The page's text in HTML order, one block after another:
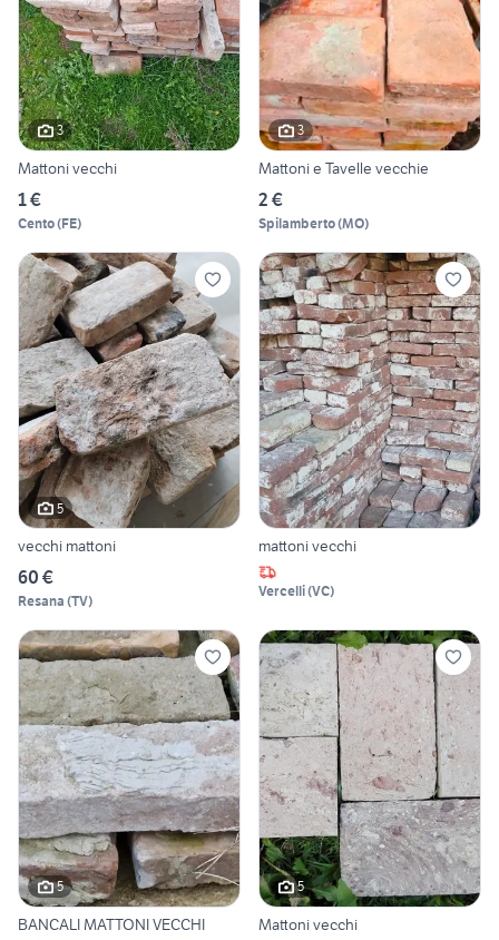
3
Mattoni vecchi
1 €
Cento(FE)
3
Mattoni e Tavelle vecchie
2 €
Spilamberto(MO)
5
vecchi mattoni
60 €
Resana (TV)
mattoni vecchi
Vercelli(VC)
5
BANCALI MATTONI VECCHI
5
Mattoni vecchi